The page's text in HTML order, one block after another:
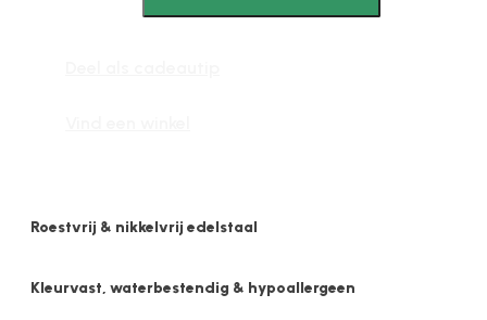
Roestvrij & nikkelvrij edelstaal
Kleurvast, waterbestendig & hypoallergeen